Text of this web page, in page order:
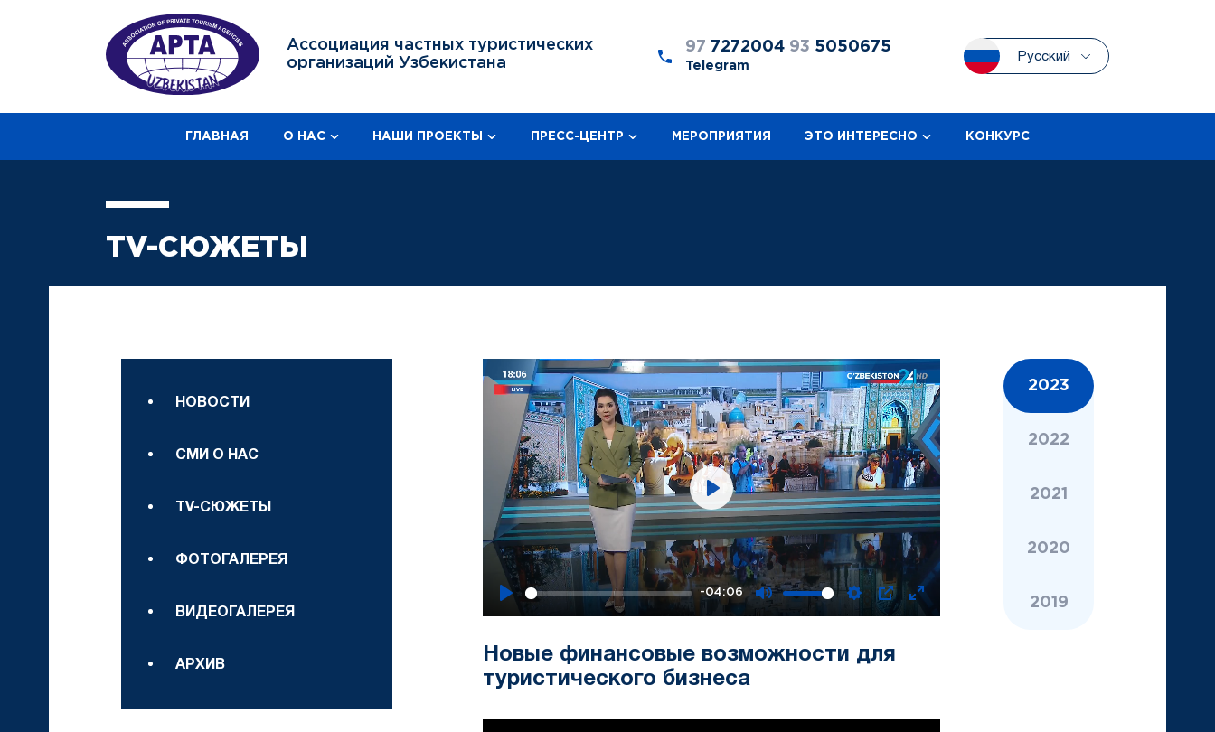
Ассоциация частных туристических
организаций Узбекистана
97 7272004 93 5050675
Telegram
Русский
ГЛАВНАЯ О НАС НАШИ ПРОЕКТЫ ПРЕСС-ЦЕНТР МЕРОПРИЯТИЯ ЭТО ИНТЕРЕСНО КОНКУРС
TV-СЮЖЕТЫ
НОВОСТИ
СМИ О НАС
TV-СЮЖЕТЫ
ФОТОГАЛЕРЕЯ
ВИДЕОГАЛЕРЕЯ
АРХИВ
-04:06
Settings
PIP
Enter
Play
Новые финансовые возможности для
туристического бизнеса
2023
2022
2021
2020
2019